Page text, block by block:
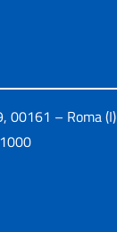
00161 – Roma (I)